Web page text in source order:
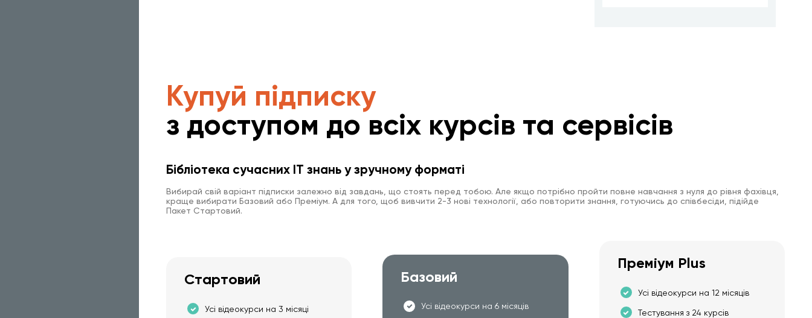
Купуй підписку
з доступом до всіх курсів та сервісів
Бібліотека сучасних IT знань у зручному форматі
Вибирай свій варіант підписки залежно від завдань, що стоять перед тобою. Але якщо потрібно пройти повне навчання з нуля до рівня фахівця,
краще вибирати Базовий або Преміум. А для того, щоб вивчити 2-3 нові технології, або повторити знання, готуючись до співбесіди, підійде
Пакет Стартовий.
Стартовий
Усі відеокурси на 3 місяці
Базовий
Усі відеокурси на 6 місяців
Преміум Plus
Усі відеокурси на 12 місяців
Тестування з 24 курсів